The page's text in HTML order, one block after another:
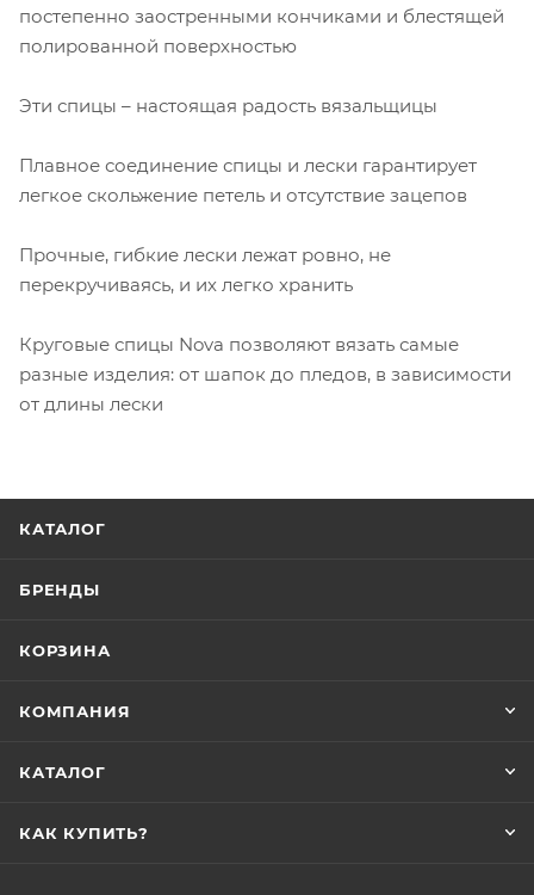
постепенно заостренными кончиками и блестящей
полированной поверхностью
Эти спицы – настоящая радость вязальщицы
Плавное соединение спицы и лески гарантирует
легкое скольжение петель и отсутствие зацепов
Прочные, гибкие лески лежат ровно, не
перекручиваясь, и их легко хранить
Круговые спицы Nova позволяют вязать самые
разные изделия: от шапок до пледов, в зависимости
от длины лески
КАТАЛОГ
БРЕНДЫ
КОРЗИНА
КОМПАНИЯ
КАТАЛОГ
КАК КУПИТЬ?